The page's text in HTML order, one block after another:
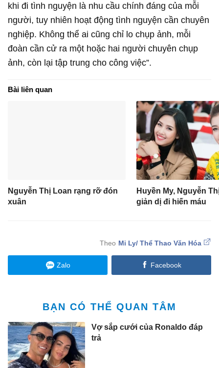
khi đi tình nguyện là nhu cầu chính đáng của mỗi
người, tuy nhiên hoạt động tình nguyện cần chuyên
nghiệp. Không thể ai cũng chỉ lo chụp ảnh, mỗi
đoàn cần cử ra một hoặc hai người chuyên chụp
ảnh, còn lại tập trung cho công việc”.
Bài liên quan
Nguyễn Thị Loan rạng rỡ đón
xuân
Huyền My, Nguyễn
giản dị đi hiến máu
Mi Ly/ Thể Thao Văn Hóa
Zalo Facebook
BẠN CÓ THỂ QUAN TÂM
Vợ sắp cưới của Ronaldo đáp
trả